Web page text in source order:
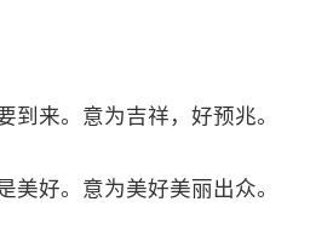
到来。意为吉祥，好预兆。
美好。意为美好美丽出众。